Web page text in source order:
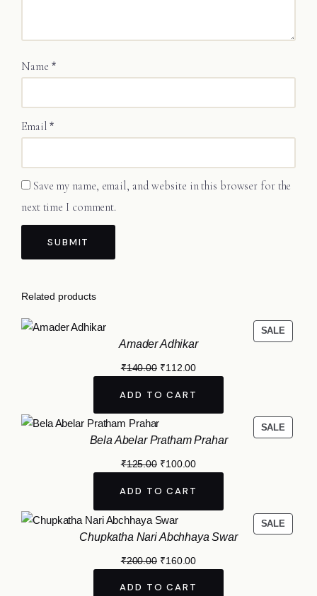
Name *
Email*
Save my name, email, and website in this browser for the
next time I comment.
Related products
SALE
Amader Adhikar
₹140.00 ₹112.00
ADD TO CART
SALE
Bela Abelar Pratham Prahar
₹125.00 ₹100.00
ADD TO CART
SALE
Chupkatha Nari Abchhaya Swar
₹200.00 ₹160.00
ADD TO CART